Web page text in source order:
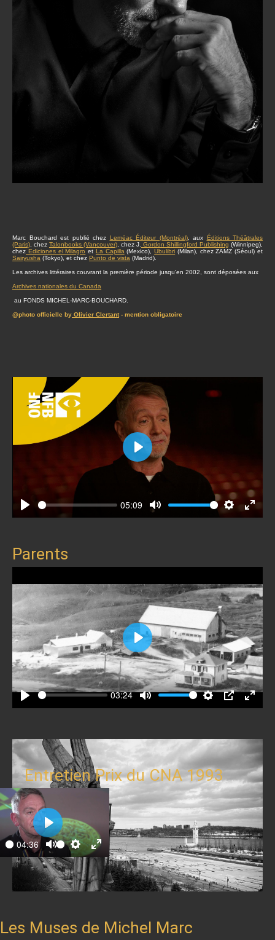
Marc Bouchard est publié chez Leméac Éditeur (Montréal), aux Éditions Théâtrales
(Paris) , chez Talonbooks (Vancouver) , chez J. Gordon Shillingford Publishing (Winnipeg),
chez Ediciones el Milagro et La Capilla (Mexico),Ubulibri (Milan), chez ZAMZ (Séoul) et
Sairyusha (Tokyo), et chez Punto de vista (Madrid).
Les archives littéraires couvrant la première période jusqu'en 2002, sont déposées aux
Archives nationales du Canada
au FONDS MICHEL-MARC-BOUCHARD.
@photo officielle by Olivier Clertant- mention obligatoire
Play
05:09
Mute SettingsEnter
Play
Parents
Play
03:24
Mute SettingsPIP
Enter
Play
Entretien Prix du CNA 1993
04:36
Mute SettingsEnter
fullscreen
Play
Les Muses de Michel Marc